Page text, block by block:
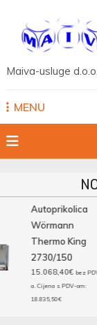
content
Maiva-usluge d.o.o.
MENU
Autoprikolica
Wörmann
Thermo King
2730/150
15.068,40€ bez
a. Cijena s PDV-om:
18.835,50€